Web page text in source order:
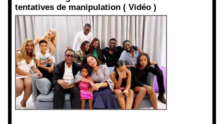
tentatives de manipulation ( Vidéo )